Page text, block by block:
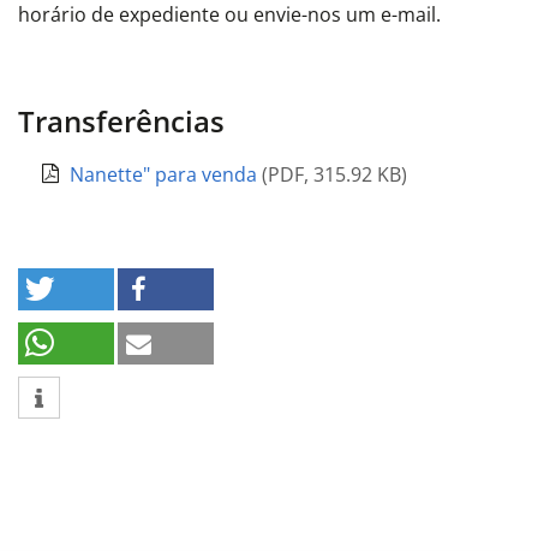
horário de expediente ou envie-nos um e-mail.
Transferências
Nanette" para venda (PDF, 315.92 KB)